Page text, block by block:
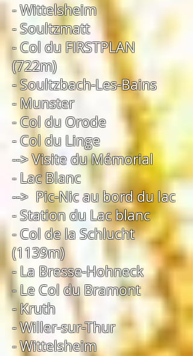
- Wittelsheim
- Soultzmatt
- Col du FIRSTPLAN
(722m)
- Soultzbach-Les-Bains
- Munster
- Col du Orode
- Col du Linge
--> Visite du Mémorial
- Lac Blanc
--> Pic-Nic au bord du lac
- Station du Lac blanc
- Col de la Schlucht
(1139m)
- La Bresse-Hohneck
- Le Col du Bramont
- Kruth
- Willer-sur-Thur
- Wittelsheim